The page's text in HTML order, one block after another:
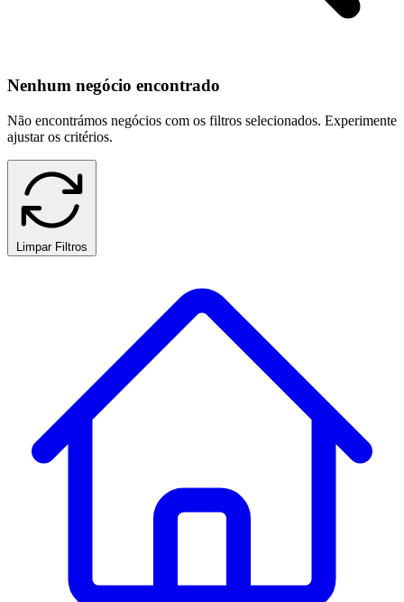
Nenhum negócio encontrado
Não encontrámos negócios com os filtros selecionados. Experimente
ajustar os critérios.
Limpar Filtros